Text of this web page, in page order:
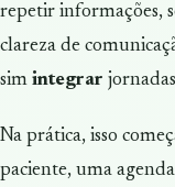
repetir informações,
clareza de
sim integrar
Na prática, isso
paciente, uma